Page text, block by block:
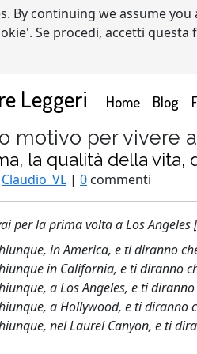
By continuing we assume you
Se procedi, accetti questa
Leggeri Home(current)
Blog
motivo per vivere
la qualità della vita,
Claudio_VL | 0 commenti
per la prima volta a Los
in America, e ti diranno
in California, e ti diranno
a Los Angeles, e ti
a Hollywood, e ti diranno
nel Laurel Canyon, e ti